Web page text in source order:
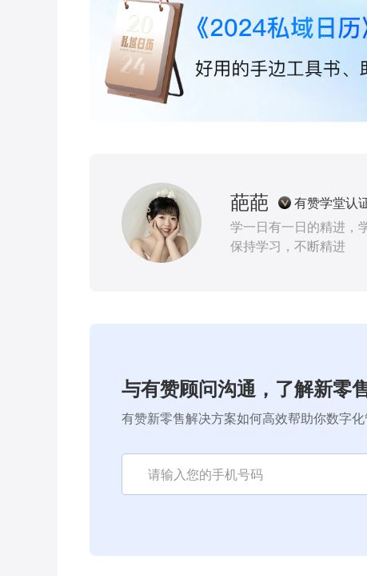
葩葩
有赞学堂认
学一日有一日的精进，
保持学习，不断精进
与有赞顾问沟通，了解新零
有赞新零售解决方案如何高效帮助你数字